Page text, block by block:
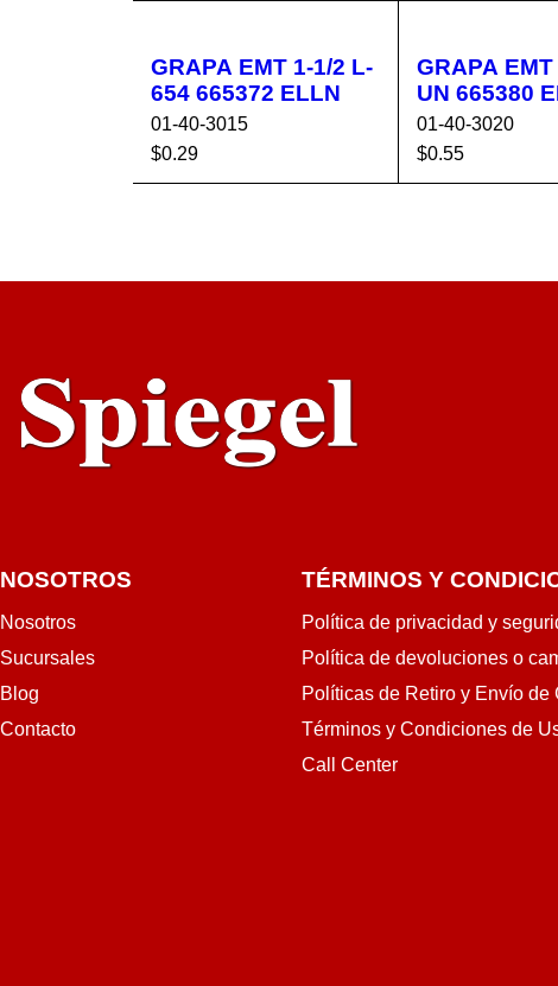
GRAPA EMT 1-1/2 L-
654 665372 ELLN
01-40-3015
$0.29
AÑADIR AL CA
VISTA
GRAPA EMT 2"
UN 665380
01-40-3020
$0.55
AÑADIR AL CA
NOSOTROS
Nosotros
Sucursales
Blog
Contacto
TÉRMINOS Y
Política de privacidad y
Política de devoluciones o
Políticas de Retiro y Envío de
Términos y Condiciones de
Call Center